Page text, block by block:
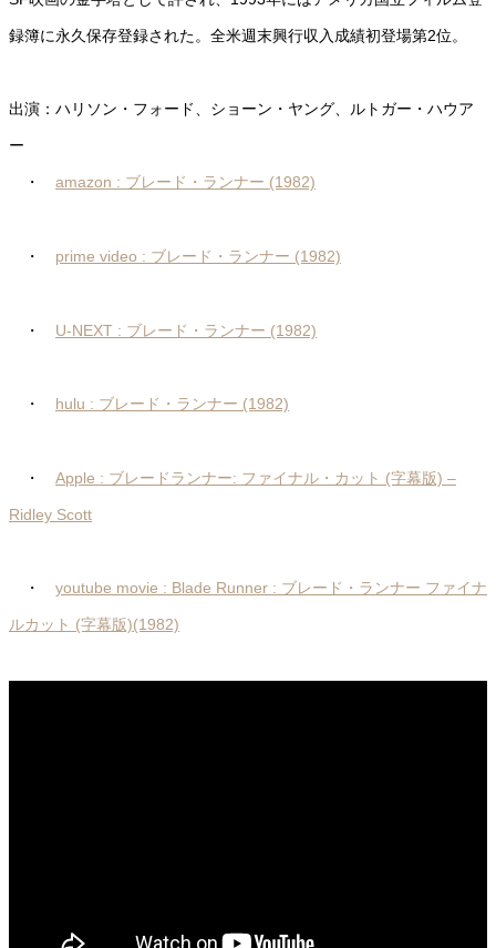
録簿に永久保存登録された。全米週末興行収入成績初登場第2位。
出演：ハリソン・フォード、ショーン・ヤング、ルトガー・ハウア
ー
・ amazon : ブレード・ランナー (1982)
・ prime video : ブレード・ランナー (1982)
・ U-NEXT : ブレード・ランナー (1982)
・ hulu : ブレード・ランナー (1982)
・ Apple : ブレードランナー: ファイナル・カット (字幕版) –
Ridley Scott
・ youtube movie : Blade Runner : ブレード・ランナー ファイナ
ルカット (字幕版)(1982)